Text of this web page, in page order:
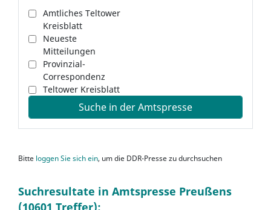
Amtliches Teltower
Kreisblatt
Neueste
Mitteilungen
Provinzial-
Correspondenz
Teltower Kreisblatt
Suche in der Amtspresse
Bitte loggen Sie sich ein, um die DDR-Presse zu durchsuchen
Suchresultate in Amtspresse Preußens